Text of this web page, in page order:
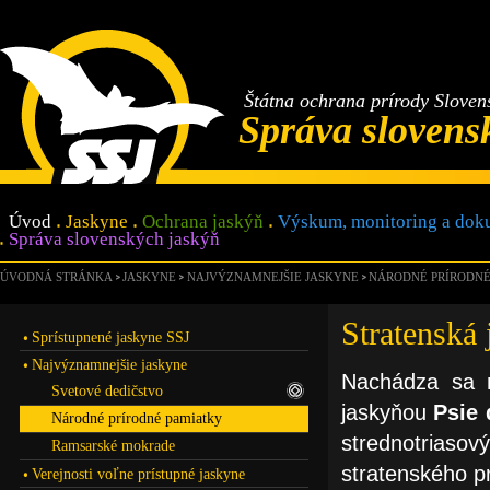
Štátna ochrana prírody
Správa
Úvod Jaskyne Ochrana jaskýň
Výskum, monitoring a
Správa slovenských jaskýň
ÚVODNÁ STRÁNKA JASKYNE NAJVÝZNAMNEJŠIE JASKYNE NÁRODNÉ
Stratenská
Nachádza
jaskyňou Psie
stratenského
Sprístupnené jaskyne SSJ
Najvýznamnejšie jaskyne
Svetové dedičstvo
Národné prírodné pamiatky
Ramsarské mokrade
Verejnosti voľne prístupné jaskyne